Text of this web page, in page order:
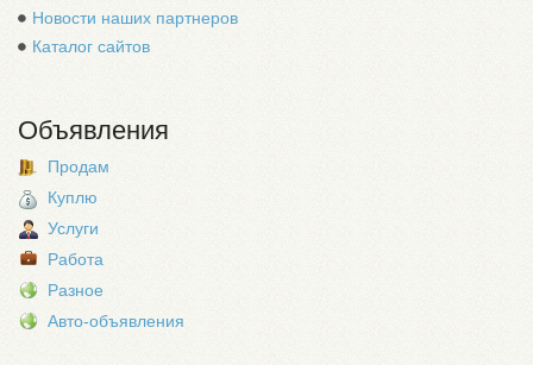
Новости наших партнеров
Каталог сайтов
Объявления
Продам
Куплю
Услуги
Работа
Разное
Авто-объявления